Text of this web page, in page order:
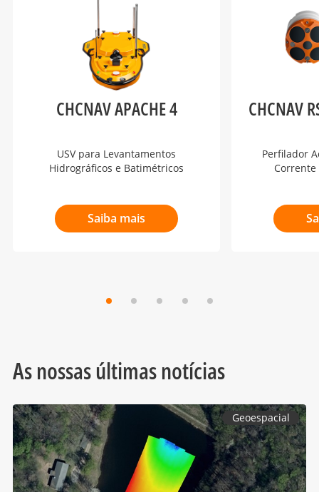
CHCNAV APACHE 4
USV para Levantamentos
Hidrográficos e Batimétricos
Saiba mais
CHCNAV
Perfilador
Corrente
As nossas últimas notícias
Geoespacial